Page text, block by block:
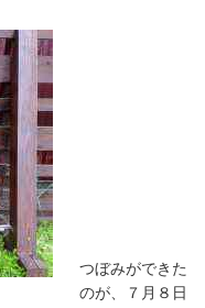
つぼみができた
のが、７月８日